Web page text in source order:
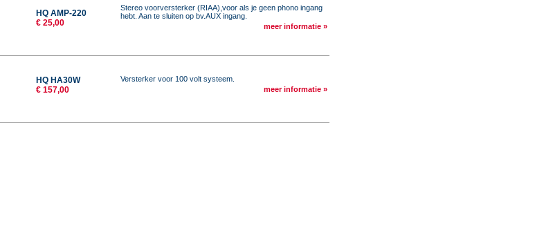
HQ AMP-220
€ 25,00
Stereo voorversterker (RIAA),voor als je geen phono ingang
hebt. Aan te sluiten op bv.AUX ingang.
meer informatie »
HQ HA30W
€ 157,00
Versterker voor 100 volt systeem.
meer informatie »